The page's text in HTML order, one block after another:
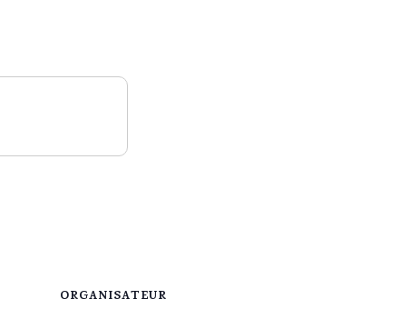
ORGANISATEUR